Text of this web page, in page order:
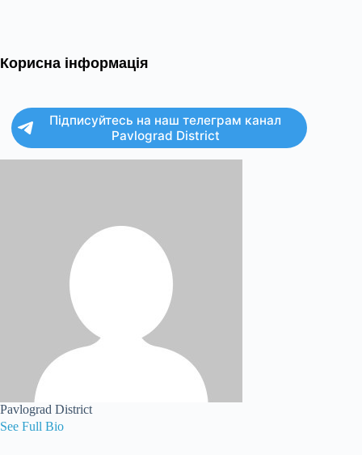
Корисна інформація
Підписуйтесь на наш телеграм канал
Pavlograd District
Pavlograd District
See Full Bio